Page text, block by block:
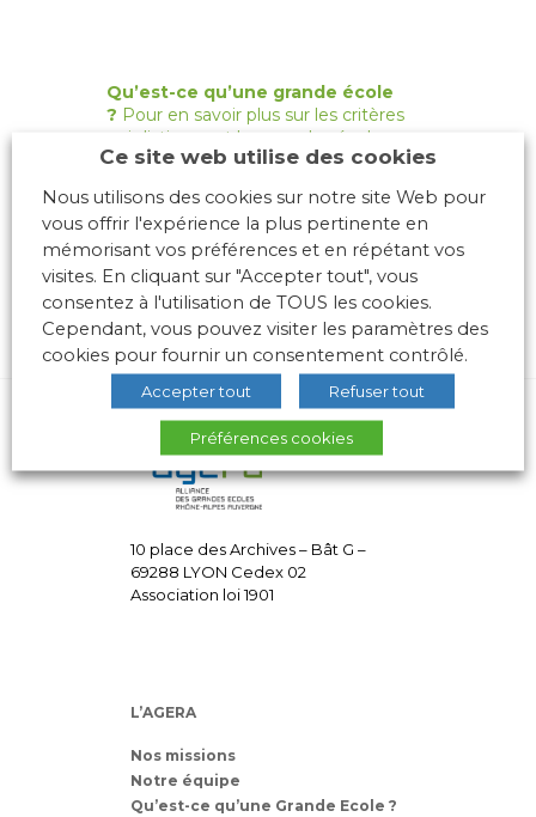
Qu’est-ce qu’une grande école
? Pour en savoir plus sur les critères
qui distinguent les grandes écoles :
cliquezici
10 place des Archives – Bât G –
69288 LYON Cedex 02
Association loi 1901
L’AGERA
Nos missions
Notre équipe
Qu’est-ce qu’une Grande Ecole ?
Ce site web utilise des cookies
Nous utilisons des cookies sur notre site Web pour
vous offrir l'expérience la plus pertinente en
mémorisant vos préférences et en répétant vos
visites. En cliquant sur "Accepter tout", vous
consentez à l'utilisation de TOUS les cookies.
Cependant, vous pouvez visiter les paramètres des
cookies pour fournir un consentement contrôlé.
Accepter tout Refuser tout
Préférences cookies